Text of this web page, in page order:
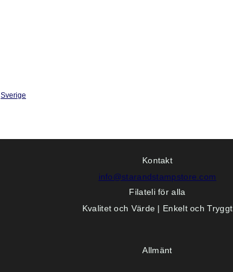
Sverige
Kontakt
info@starandstampstore.com
Filateli för alla
Kvalitet och Värde | Enkelt och Tryggt
Allmänt